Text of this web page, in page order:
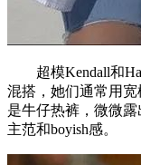
超模Kendall和
混搭，她们通常用
是牛仔热裤，微微
主范和boyish感。